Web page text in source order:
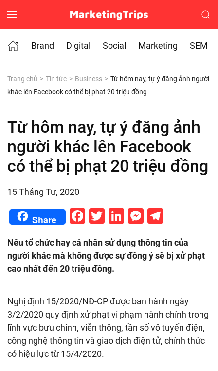
Skip to main content
Brand
Digital Social Marketing SEM
Trang chủ Tin tức Business
Từ hôm nay, tự ý đăng ảnh người
khác lên Facebook có thể bị phạt 20 triệu đồng
Từ hôm nay, tự ý đăng ảnh
người khác lên Facebook
có thể bị phạt 20 triệu đồng
15 Tháng Tư, 2020
Share Facebook
Twitter
LinkedIn
Nếu tổ chức hay cá nhân sử dụng thông tin của
người khác mà không được sự đồng ý sẽ bị xử phạt
cao nhất đến 20 triệu đồng.
Nghị định 15/2020/NĐ-CP được ban hành ngày
3/2/2020 quy định xử phạt vi phạm hành chính trong
lĩnh vực bưu chính, viễn thông, tần số vô tuyến điện,
công nghệ thông tin và giao dịch điện tử, chính thức
có hiệu lực từ 15/4/2020.